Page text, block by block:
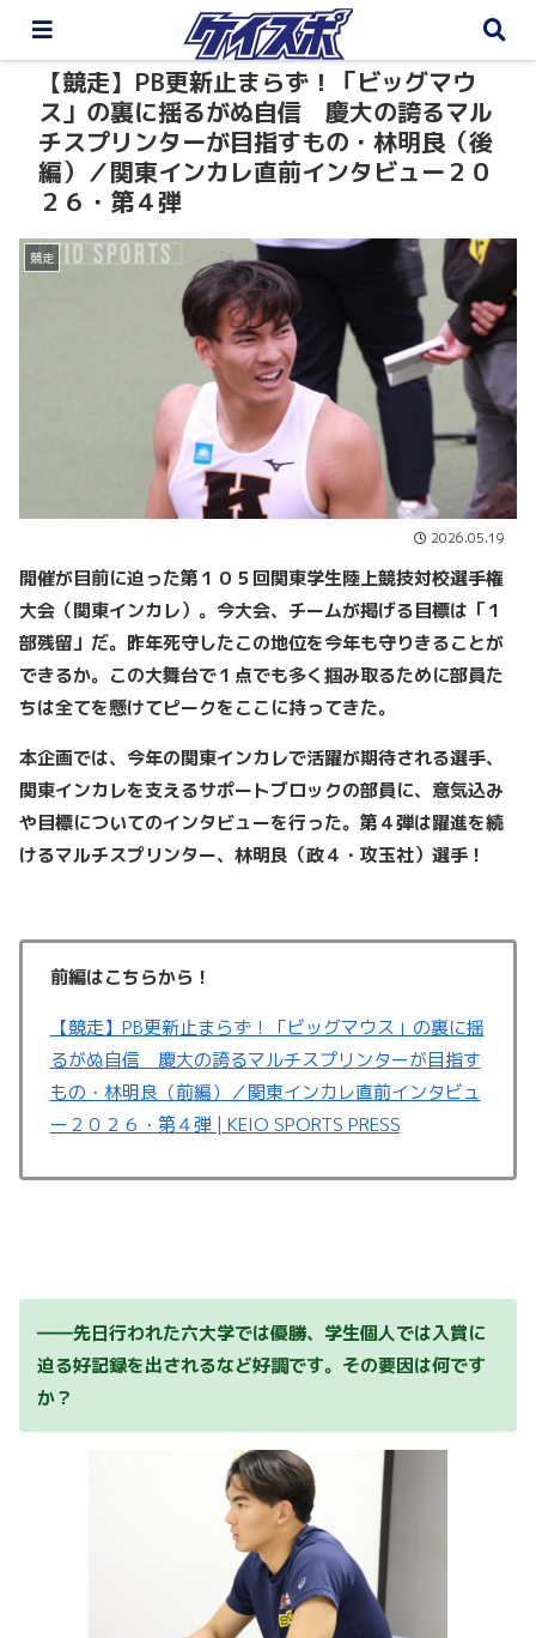
【競走】PB更新止まらず！「ビッグマウ
ス」の裏に揺るがぬ自信 慶大の誇るマル
チスプリンターが目指すもの・林明良（後
編）／関東インカレ直前インタビュー２０
２６・第４弾
競走
2026.05.19
開催が目前に迫った第１０５回関東学生陸上競技対校選手権
大会（関東インカレ）。今大会、チームが掲げる目標は「１
部残留」だ。昨年死守したこの地位を今年も守りきることが
できるか。この大舞台で１点でも多く掴み取るために部員た
ちは全てを懸けてピークをここに持ってきた。
本企画では、今年の関東インカレで活躍が期待される選手、
関東インカレを支えるサポートブロックの部員に、意気込み
や目標についてのインタビューを行った。第４弾は躍進を続
けるマルチスプリンター、林明良（政４・攻玉社）選手！
前編はこちらから！
【競走】PB更新止まらず！「ビッグマウス」の裏に揺
るがぬ自信 慶大の誇るマルチスプリンターが目指す
もの・林明良（前編）／関東インカレ直前インタビュ
ー２０２６・第４弾 | KEIO SPORTS PRESS
――先日行われた六大学では優勝、学生個人では入賞に
迫る好記録を出されるなど好調です。その要因は何です
か？